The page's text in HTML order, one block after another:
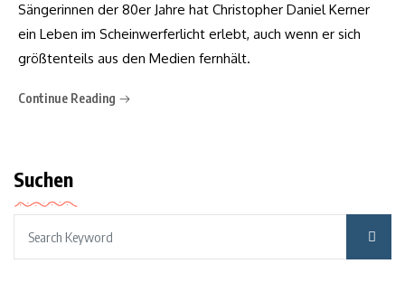
Sängerinnen der 80er Jahre hat Christopher Daniel Kerner
ein Leben im Scheinwerferlicht erlebt, auch wenn er sich
größtenteils aus den Medien fernhält.
Continue Reading
Suchen